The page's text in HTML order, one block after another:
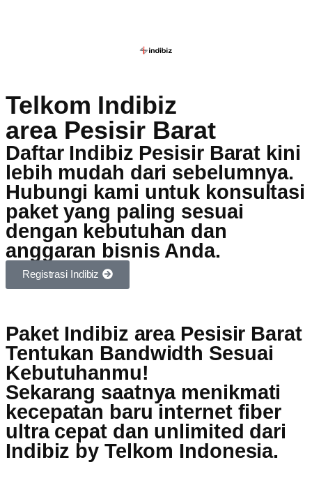
Telkom Indibiz
area Pesisir Barat
Daftar Indibiz Pesisir Barat kini
lebih mudah dari sebelumnya.
Hubungi kami untuk konsultasi
paket yang paling sesuai
dengan kebutuhan dan
anggaran bisnis Anda.
Registrasi Indibiz
Paket Indibiz area Pesisir Barat
Tentukan Bandwidth Sesuai
Kebutuhanmu!
Sekarang saatnya menikmati
kecepatan baru internet fiber
ultra cepat dan unlimited dari
Indibiz by Telkom Indonesia.